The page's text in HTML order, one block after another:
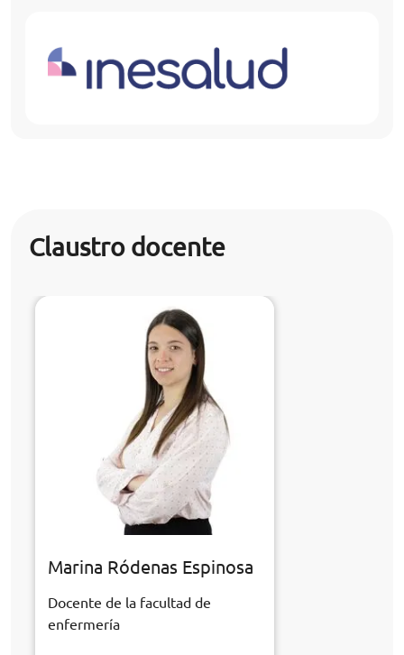
Claustro docente
Marina Ródenas Espinosa
Docente de la facultad de
enfermería